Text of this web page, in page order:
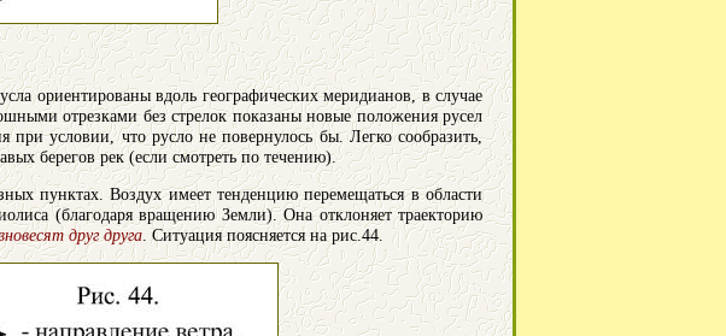
ориентированы вдоль географических меридианов, в случае
отрезками без стрелок показаны новые положения русел
при условии, что русло не повернулось бы. Легко сообразить,
берегов рек (если смотреть по течению).
пунктах. Воздух имеет тенденцию перемещаться в области
(благодаря вращению Земли). Она отклоняет траекторию
друг друга . Ситуация поясняется на рис.44.